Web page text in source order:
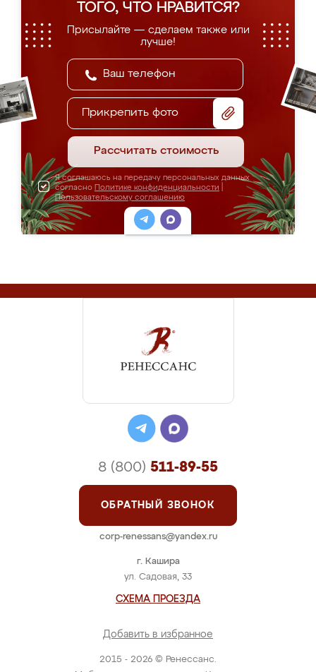
ТОГО, ЧТО НРАВИТСЯ?
Присылайте — сделаем также или
лучше!
Прикрепить фото
Рассчитать стоимость
Я соглашаюсь на передачу персональных данных
согласно Политике конфиденциальности
Пользовательскому соглашению
2015 - 2026 © Ренессанс.
г. Кашира
ул. Садовая, 33
СХЕМА ПРОЕЗДА
Добавить в избранное
8 (800) 511-89-55
ОБРАТНЫЙ ЗВОНОК
corp-renessans@yandex.ru